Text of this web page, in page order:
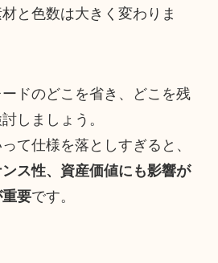
と色数は大きく変わりま
ドのどこを省き、どこを残
しましょう。
て仕様を落としすぎると、
ス性、資産価値にも影響が
要です。